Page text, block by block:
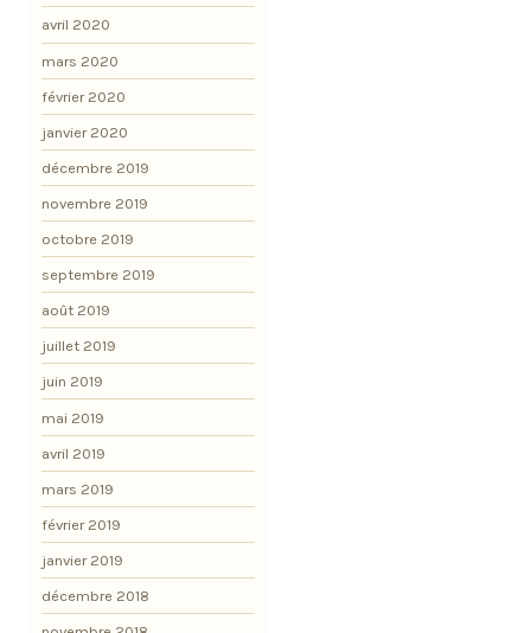
avril 2020
mars 2020
février 2020
janvier 2020
décembre 2019
novembre 2019
octobre 2019
septembre 2019
août 2019
juillet 2019
juin 2019
mai 2019
avril 2019
mars 2019
février 2019
janvier 2019
décembre 2018